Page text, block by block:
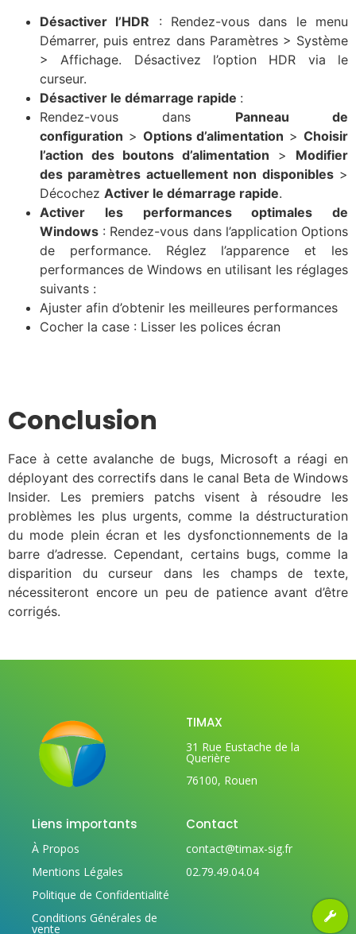
Désactiver l’HDR : Rendez-vous dans le menu
Démarrer, puis entrez dans Paramètres > Système
> Affichage. Désactivez l’option HDR via le
curseur.
Désactiver le démarrage rapide :
Rendez-vous dans Panneau de
configuration > Options d’alimentation >Choisir
l’action des boutons d’alimentation > Modifier
des paramètres actuellement non disponibles>
Décochez Activer le démarrage rapide.
Activer les performances optimales de
Windows : Rendez-vous dans l’application Options
de performance. Réglez l’apparence et les
performances de Windows en utilisant les réglages
suivants :
Ajuster afin d’obtenir les meilleures performances
Cocher la case : Lisser les polices écran
Conclusion
Face à cette avalanche de bugs, Microsoft a réagi en
déployant des correctifs dans le canal Beta de Windows
Insider. Les premiers patchs visent à résoudre les
problèmes les plus urgents, comme la déstructuration
du mode plein écran et les dysfonctionnements de la
barre d’adresse. Cependant, certains bugs, comme la
disparition du curseur dans les champs de texte,
nécessiteront encore un peu de patience avant d’être
corrigés.
TIMAX
31 Rue Eustache de la
Querière
76100, Rouen
Liens importants
À Propos
Mentions Légales
Politique de Confidentialité
Conditions Générales de
vente
Contact
contact@timax-sig.fr
02.79.49.04.04